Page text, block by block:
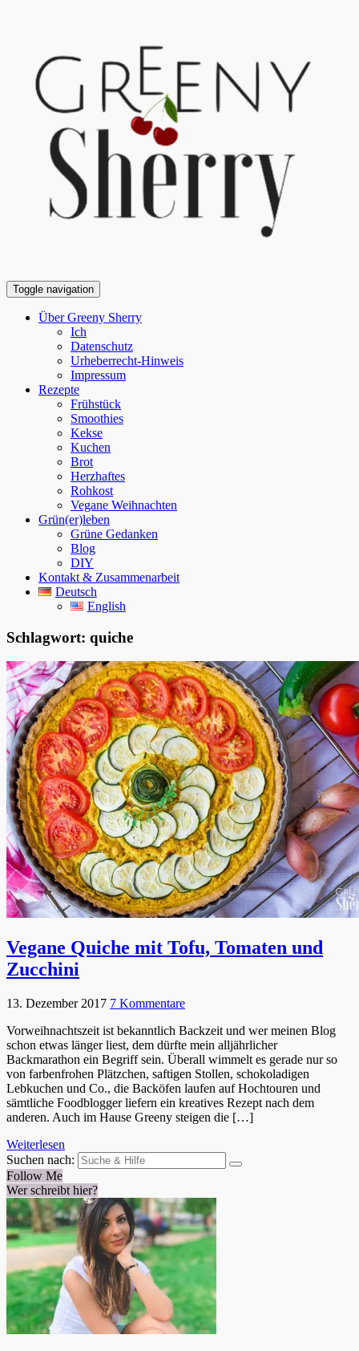
Toggle navigation
Über Greeny Sherry
Ich
Datenschutz
Urheberrecht-Hinweis
Impressum
Rezepte
Frühstück
Smoothies
Kekse
Kuchen
Brot
Herzhaftes
Rohkost
Vegane Weihnachten
Grün(er)leben
Grüne Gedanken
Blog
DIY
Kontakt & Zusammenarbeit
Deutsch
English
Schlagwort: quiche
Vegane Quiche mit Tofu, Tomaten und
Zucchini
13. Dezember 2017 7 Kommentare
Vorweihnachtszeit ist bekanntlich Backzeit und wer meinen Blog
schon etwas länger liest, dem dürfte mein alljährlicher
Backmarathon ein Begriff sein. Überall wimmelt es gerade nur so
von farbenfrohen Plätzchen, saftigen Stollen, schokoladigen
Lebkuchen und Co., die Backöfen laufen auf Hochtouren und
sämtliche Foodblogger liefern ein kreatives Rezept nach dem
anderen. Auch im Hause Greeny steigen die […]
Weiterlesen
Suchen nach:
Follow Me
Wer schreibt hier?